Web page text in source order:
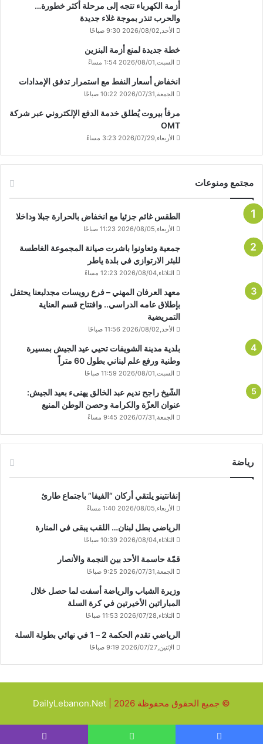
أزمة الكهرباء تتجه إلى مرحلة أكثر خطورة…
والحرب تنذر بموجة غلاء جديدة
الأحد,2026/08/02 9:30 صباحًا
خطة جديدة لمنع أزمة البنزين
السبت,2026/08/01 1:54 مساءً
انخفاض أسعار النفط مع استمرار تدفق الإمدادات
الجمعة,2026/07/31 10:22 صباحًا
مرفأ بيروت يُطلق خدمة الدفع الإلكتروني عبر شركة
OMT
الأربعاء,2026/07/29 3:23 مساءً
مجتمع ومنوعات
الطقس غائم جزئيا مع انخفاض بالحرارة جبلا وداخلا
الأربعاء,2026/08/05 11:23 صباحًا
جمعية وتعاونوا باشرت صيانة المجموعة الغاطسة
للبئر الارتوازي في بلدة ياطر
الثلاثاء,2026/08/04 12:23 مساءً
معهد العرفان المهني – فرع رويسات مجدلبعنا يحتفل
بإطلاق عامه الدراسي.. وافتتاح قسم العناية
التمريضية
الأحد,2026/08/02 11:56 صباحًا
بلدية مدينة الشويفات تحيي عيد الجيش بمسيرة
وطنية ورفع علم لبناني بطول 60 متراً
السبت,2026/08/01 11:59 صباحًا
الشّيخ راجح نديم عبد الخالق يهنىء بعيد الجيش:
عنوان العزّة والكرامة وحصن الوطن المنيع
الجمعة,2026/07/31 9:45 مساءً
رياضة
إنفانتينو يلتقي أركان “الفيفا” باجتماع طارئ
الأربعاء,2026/08/05 1:40 مساءً
الرياضي بطل لبنان… اللقب يبقى في المنارة
الثلاثاء,2026/08/04 10:39 صباحًا
قمّة حاسمة الأحد بين النجمة والأنصار
الجمعة,2026/07/31 9:25 صباحًا
وزيرة الشباب والرياضة أسفت لما حصل خلال
المباراتين الأخيرتين في كرة السلة
الثلاثاء,2026/07/28 11:53 صباحًا
الرياضي تقدم الحكمة 2 – 1 في نهائي بطولة السلة
الإثنين,2026/07/27 9:19 صباحًا
© جميع الحقوق محفوظة 2026 | DailyLebanon.Net